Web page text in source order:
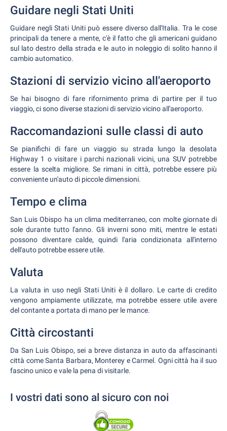
Guidare negli Stati Uniti
Guidare negli Stati Uniti può essere diverso dall'Italia. Tra le cose
principali da tenere a mente, c'è il fatto che gli americani guidano
sul lato destro della strada e le auto in noleggio di solito hanno il
cambio automatico.
Stazioni di servizio vicino all'aeroporto
Se hai bisogno di fare rifornimento prima di partire per il tuo
viaggio, ci sono diverse stazioni di servizio vicino all'aeroporto.
Raccomandazioni sulle classi di auto
Se pianifichi di fare un viaggio su strada lungo la desolata
Highway 1 o visitare i parchi nazionali vicini, una SUV potrebbe
essere la scelta migliore. Se rimani in città, potrebbe essere più
conveniente un'auto di piccole dimensioni.
Tempo e clima
San Luis Obispo ha un clima mediterraneo, con molte giornate di
sole durante tutto l'anno. Gli inverni sono miti, mentre le estati
possono diventare calde, quindi l'aria condizionata all'interno
dell'auto potrebbe essere utile.
Valuta
La valuta in uso negli Stati Uniti è il dollaro. Le carte di credito
vengono ampiamente utilizzate, ma potrebbe essere utile avere
del contante a portata di mano per le mance.
Città circostanti
Da San Luis Obispo, sei a breve distanza in auto da affascinanti
città come Santa Barbara, Monterey e Carmel. Ogni città ha il suo
fascino unico e vale la pena di visitarle.
I vostri dati sono al sicuro con noi